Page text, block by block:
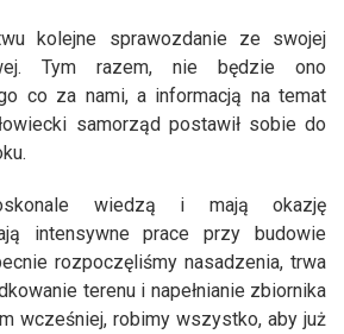
kolejne sprawozdanie ze swojej
Tym razem, nie będzie ono
co za nami, a informacją na temat
samorząd postawił sobie do
wiedzą i mają okazję
intensywne prace przy budowie
rozpoczęliśmy nasadzenia, trwa
terenu i napełnianie zbiornika
wcześniej, robimy wszystko, aby już